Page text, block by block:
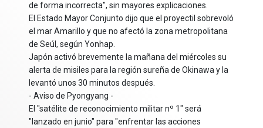
de forma incorrecta", sin mayores explicaciones.
El Estado Mayor Conjunto dijo que el proyectil sobrevoló
el mar Amarillo y que no afectó la zona metropolitana
de Seúl, según Yonhap.
Japón activó brevemente la mañana del miércoles su
alerta de misiles para la región sureña de Okinawa y la
levantó unos 30 minutos después.
- Aviso de Pyongyang -
El "satélite de reconocimiento militar nº 1" será
"lanzado en junio" para "enfrentar las acciones